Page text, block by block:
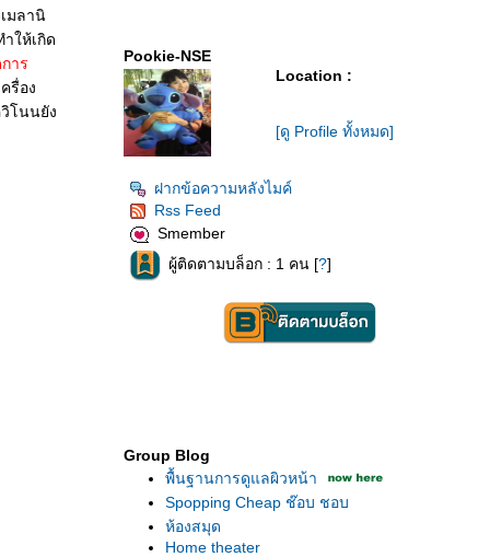
มลานิ
ให้เกิด
าร
รื่อง
โนนยัง
Pookie-NSE
Location :
[ดู Profile ทั้งหมด]
ฝากข้อความหลังไมค์
Rss Feed
Smember
ผู้ติดตามบล็อก : 1 คน [?]
Group Blog
พื้นฐานการดูแลผิวหน้า
Spopping Cheap ช๊อบ ชอบ
ห้องสมุด
Home theater